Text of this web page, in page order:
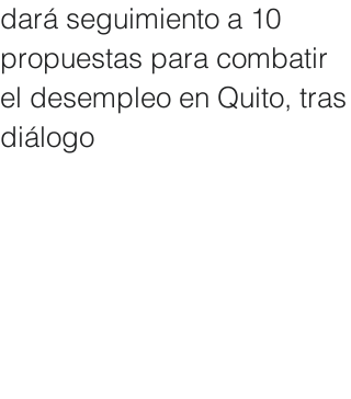
dará seguimiento a 10
propuestas para combatir
el desempleo en Quito, tras
diálogo